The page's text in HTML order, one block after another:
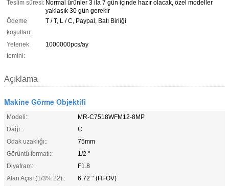
Teslim süresi: Normal ürünler 3 ila 7 gün içinde hazır olacak, özel modeller
yaklaşık 30 gün gerekir
Ödeme
koşulları:
T / T, L / C, Paypal, Batı Birliği
Yetenek
temini:
1000000pcs/ay
Açıklama
Makine Görme Objektifi
Modeli::
MR-C7518WFM12-8MP
Dağı::
C
Odak uzaklığı::
75mm
Görüntü formatı::
1/2 "
Diyafram::
F1.8
Alan Açısı (1/3% 22)::
6.72 ° (HFOV)